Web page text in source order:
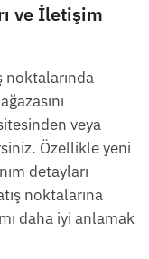
ve İletişim
noktalarında
veya
Özellikle yeni
detayları
noktalarına
daha iyi anlamak